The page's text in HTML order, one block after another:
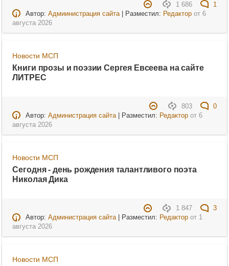
1 686
1
Автор: Адмиинистрация сайта| Разместил: Редакторот 6
августа 2026
Новости МСП
Книги прозы и поэзии Сергея Евсеева на сайте
ЛИТРЕС
803
0
Автор: Администрация сайта| Разместил: Редакторот 6
августа 2026
Новости МСП
Сегодня - день рождения талантливого поэта
Николая Дика
1 847
3
Автор: Администрация сайта| Разместил: Редакторот 1
августа 2026
Новости МСП